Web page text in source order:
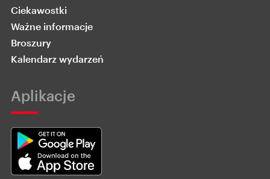
Ciekawostki
Ważne informacje
Broszury
Kalendarz wydarzeń
Aplikacje